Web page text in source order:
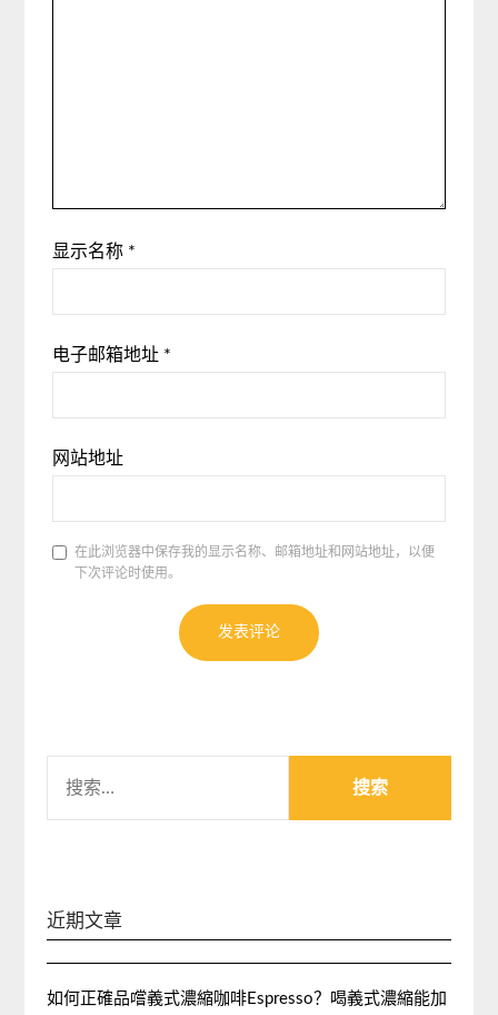
显示名称 *
电子邮箱地址 *
网站地址
在此浏览器中保存我的显示名称、邮箱地址和网站地址，以便
下次评论时使用。
索：
近期文章
如何正確品嚐義式濃縮咖啡Espresso？喝義式濃縮能加